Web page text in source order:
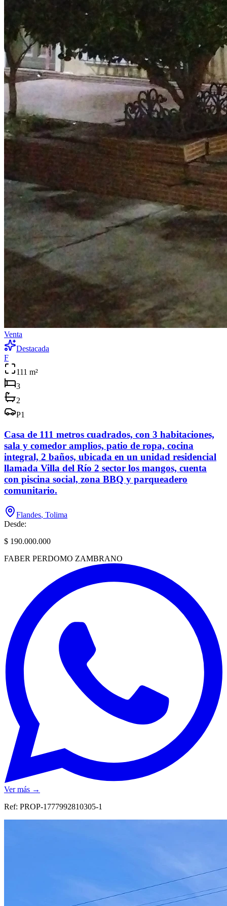
Venta
Destacada
F
111 m²
3
2
P1
Casa de 111 metros cuadrados, con 3 habitaciones,
sala y comedor amplios, patio de ropa, cocina
integral, 2 baños, ubicada en un unidad residencial
llamada Villa del Río 2 sector los mangos, cuenta
con piscina social, zona BBQ y parqueadero
comunitario.
Flandes, Tolima
Desde:
$ 190.000.000
FABER PERDOMO ZAMBRANO
Ver más →
Ref: PROP-1777992810305-1